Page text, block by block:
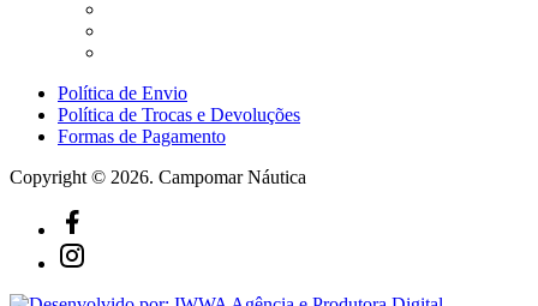
Política de Envio
Política de Trocas e Devoluções
Formas de Pagamento
Copyright © 2026. Campomar Náutica